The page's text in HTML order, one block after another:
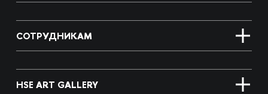
СОТРУДНИКАМ
HSE ART GALLERY